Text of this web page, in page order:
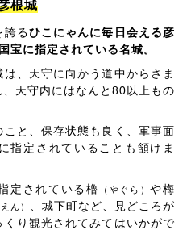
根城
誇るひこにゃんに毎日会える彦
宝に指定されている名城。
、天守に向かう道中からさま
天守内にはなんと80以上もの
と、保存状態も良く、軍事面
指定されていることも頷けま
定されている櫓
（やぐら）や梅
ん）
、城下町など、見どころが
り観光されてみてはいかがで